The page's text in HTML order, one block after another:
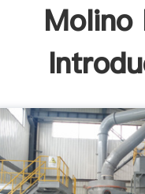
Molino